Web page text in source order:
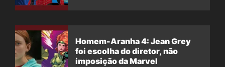
Homem-Aranha 4: Jean Grey
foi escolha do diretor, não
imposição da Marvel